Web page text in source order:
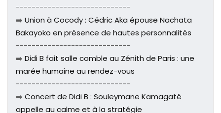
-----------------------------
➡️ Union à Cocody : Cédric Aka épouse Nachata
Bakayoko en présence de hautes personnalités
-----------------------------
➡️ Didi B fait salle comble au Zénith de Paris : une
marée humaine au rendez-vous
-----------------------------
➡️ Concert de Didi B : Souleymane Kamagaté
appelle au calme et à la stratégie